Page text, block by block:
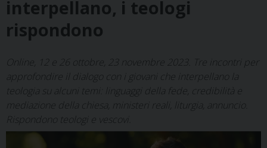
interpellano, i teologi
rispondono
Online, 12 e 26 ottobre, 23 novembre 2023. Tre incontri per
approfondire il dialogo con i giovani che interpellano la
teologia su alcuni temi: linguaggi della fede, credibilità e
mediazione della chiesa, ministeri reali, liturgia, annuncio.
Rispondono teologi e vescovi.